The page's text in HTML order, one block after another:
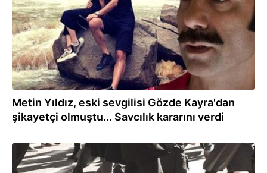
Metin Yıldız, eski sevgilisi Gözde Kayra'dan
şikayetçi olmuştu... Savcılık kararını verdi
12.09.2019